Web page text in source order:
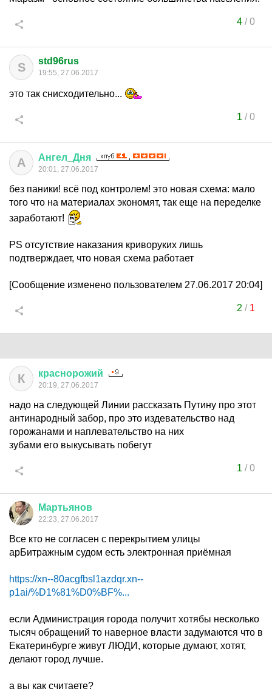
4/0
S std96rus
19:55, 27.06.2017
это так снисходительно...
1 /0
А Ангел Дня
20:01, 27.06.2017
без паники! всё под контролем! это новая схема: мало
того что на материалах экономят, так еще на переделке
заработают!
PS отсутствие наказания криворуких лишь
подтверждает, что новая схема работает
[Сообщение изменено пользователем 27.06.2017 20:04]
2 / 1
К краснорожий
20:19, 27.06.2017
надо на следующей Линии рассказать Путину про этот
антинародный забор, про это издевательство над
горожанами и наплевательство на них
зубами его выкусывать побегут
1 /0
Мартьянов
22:23, 27.06.2017
Все кто не согласен с перекрытием улицы
арБитражным судом есть электронная приёмная
https://xn--80acgfbsl1azdqr.xn--
p1ai/%D1%81%D0%BF%...
если Администрация города получит хотябы несколько
тысяч обращений то наверное власти задумаются что в
Екатеринбурге живут ЛЮДИ, которые думают, хотят,
делают город лучше.
а вы как считаете?